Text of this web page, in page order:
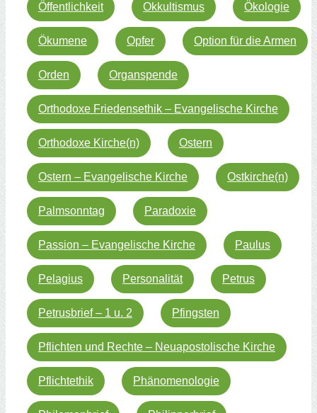
Öffentlichkeit Okkultismus Ökologie
Ökumene Opfer Option für die Armen
Orden Organspende
Orthodoxe Friedensethik – Evangelische Kirche
Orthodoxe Kirche(n) Ostern
Ostern – Evangelische Kirche Ostkirche(n)
Palmsonntag Paradoxie
Passion – Evangelische Kirche Paulus
Pelagius Personalität Petrus
Petrusbrief – 1 u. 2 Pfingsten
Pflichten und Rechte – Neuapostolische Kirche
Pflichtethik Phänomenologie